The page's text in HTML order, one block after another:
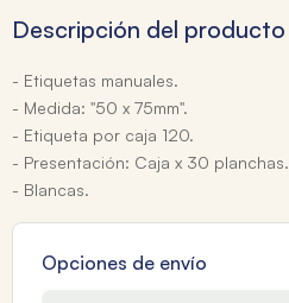
Descripción del producto
- Etiquetas manuales.
- Medida: "50 x 75mm".
- Etiqueta por caja 120.
- Presentación: Caja x 30 planchas.
- Blancas.
Opciones de envío